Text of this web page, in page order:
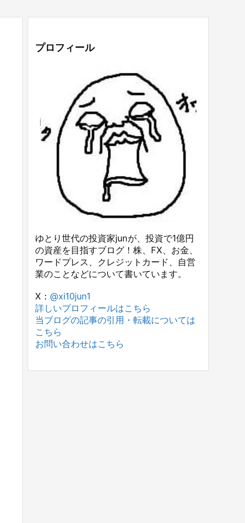
プロフィール
ゆとり世代の投資家junが、投資で1億円
の資産を目指すブログ！株、FX、お金、
ワードプレス、クレジットカード、自営
業のことなどについて書いています。
X： @xi10jun1
詳しいプロフィールはこちら
当ブログの記事の引用・転載については
こちら
お問い合わせはこちら